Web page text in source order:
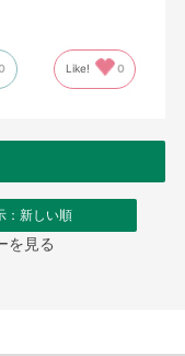
Like! 0
：新しい順
を見る